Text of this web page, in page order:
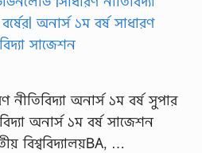
অনার্স ১ম বর্ষ সুপার
অনার্স ১ম বর্ষ সাজেশন
বিশ্ববিদ্যালয়BA, …